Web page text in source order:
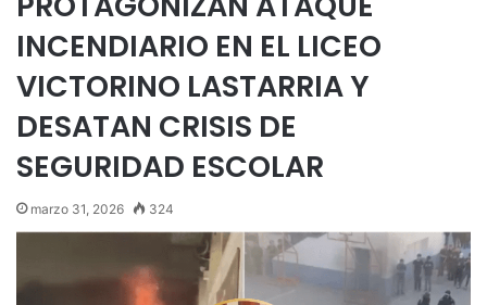
INCENDIARIO EN EL LICEO
VICTORINO LASTARRIA Y
DESATAN CRISIS DE
SEGURIDAD ESCOLAR
marzo 31, 2026 324